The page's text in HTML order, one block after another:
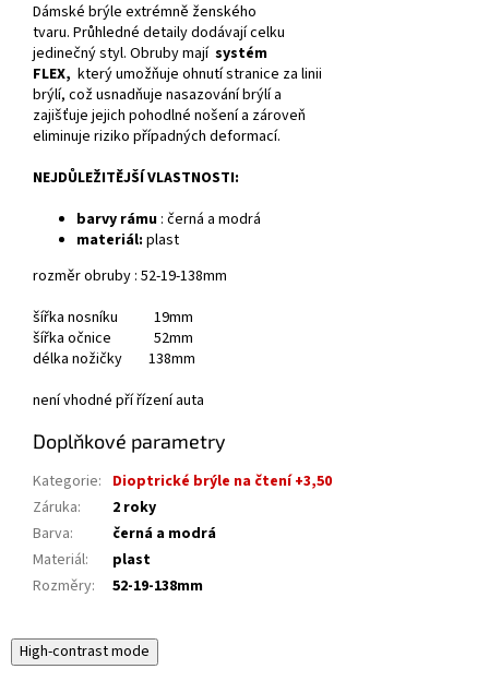
Dámské brýle extrémně ženského
tvaru. Průhledné detaily dodávají celku
jedinečný styl. Obruby mají systém
FLEX, který umožňuje ohnutí stranice za linii
brýlí, což usnadňuje nasazování brýlí a
zajišťuje jejich pohodlné nošení a zároveň
eliminuje riziko případných deformací.
NEJDŮLEŽITĚJŠÍ VLASTNOSTI:
barvy rámu : černá a modrá
materiál: plast
rozměr obruby : 52-19-138mm
šířka nosníku 19mm
šířka očnice 52mm
délka nožičky 138mm
není vhodné pří řízení auta
Doplňkové parametry
Kategorie: Dioptrické brýle na čtení +3,50
Záruka:
2 roky
Barva:
černá a modrá
Materiál:
plast
Rozměry: 52-19-138mm
High-contrast mode